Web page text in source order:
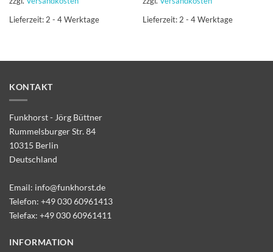
Lieferzeit:2 - 4 Werktage
Lieferzeit:2 - 4 Werktage
KONTAKT
Funkhorst - Jörg Büttner
Rummelsburger Str. 84
10315 Berlin
Deutschland
Email: info@funkhorst.de
Telefon: +49 030 60961413
Telefax: +49 030 60961411
INFORMATION